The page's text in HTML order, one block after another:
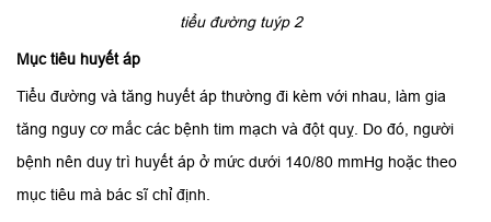
tiểu đường tuýp 2
Mục tiêu huyết áp
Tiểu đường và tăng huyết áp thường đi kèm với nhau, làm gia
tăng nguy cơ mắc các bệnh tim mạch và đột quỵ. Do đó, người
bệnh nên duy trì huyết áp ở mức dưới 140/80 mmHg hoặc theo
mục tiêu mà bác sĩ chỉ định.